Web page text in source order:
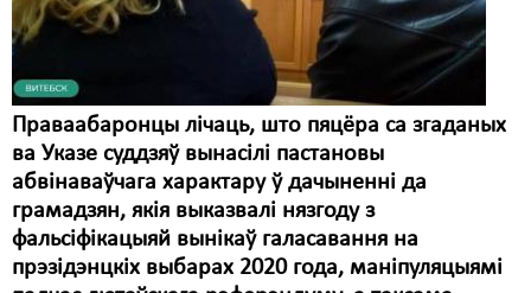
Праваабаронцы лічаць, што пяцёра са згаданых
ва Указе суддзяў вынасілі пастановы
абвінаваўчага характару ў дачыненні да
грамадзян, якія выказвалі нязгоду з
фальсіфікацыяй вынікаў галасавання на
прэзідэнцкіх выбарах 2020 года, маніпуляцыямі